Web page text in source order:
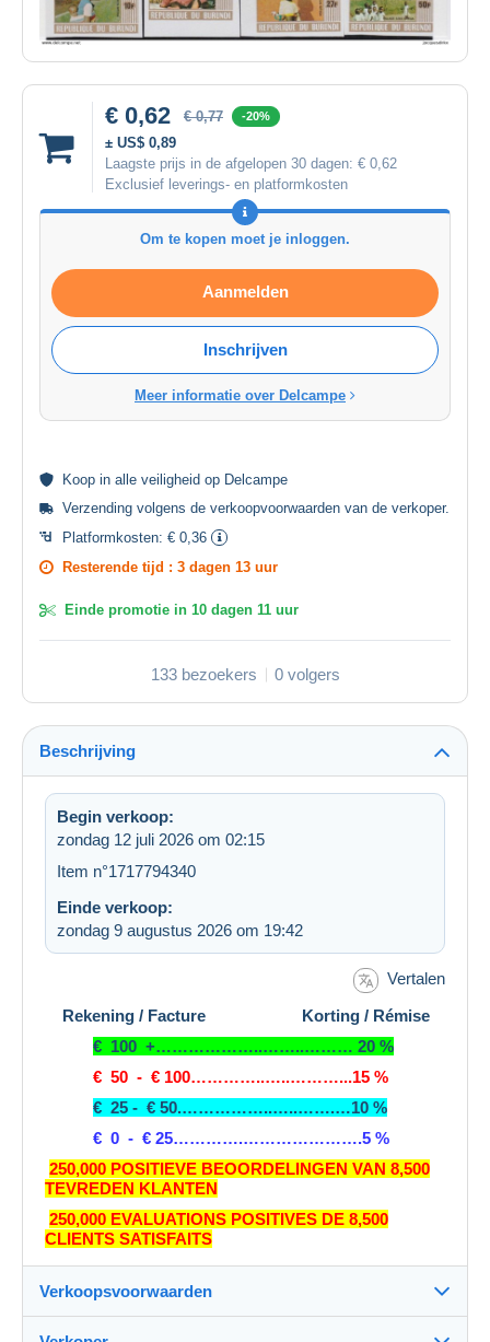
€ 0,62 € 0,77 -20%
± US$ 0,89
Laagste prijs in de afgelopen 30 dagen: € 0,62
Exclusief leverings- en platformkosten
Om te kopen moet je inloggen.
Aanmelden
Inschrijven
Meer informatie over Delcampe
Koop in alle veiligheid op Delcampe
Verzending volgens de verkoopvoorwaarden van de verkoper.
Platformkosten: € 0,36
Resterende tijd : 3 dagen 13 uur
Einde promotie in 10 dagen 11 uur
133 bezoekers 0 volgers
Beschrijving
Begin verkoop:
zondag 12 juli 2026 om 02:15
Item n°1717794340
Einde verkoop:
zondag 9 augustus 2026 om 19:42
Vertalen
Rekening / Facture Korting / Rémise
€ 100 +………………..……..……… 20 %
€ 50 - € 100…………..…..………...15 %
€ 25 - € 50.……………..…..…….…10 %
€ 0 - € 25………….………………….5 %
250,000 POSITIEVE BEOORDELINGEN VAN 8,500
TEVREDEN KLANTEN
250,000 EVALUATIONS POSITIVES DE 8,500
CLIENTS SATISFAITS
Verkoopsvoorwaarden